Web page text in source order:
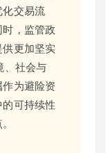
交易流
，监管政
更加坚实
、社会与
为避险资
可持续性